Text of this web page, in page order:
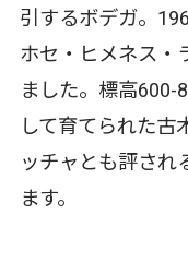
引するボデガ。
ホセ・ヒメネス・
ました。標高600-
して育てられた古
ッチャとも評され
ます。